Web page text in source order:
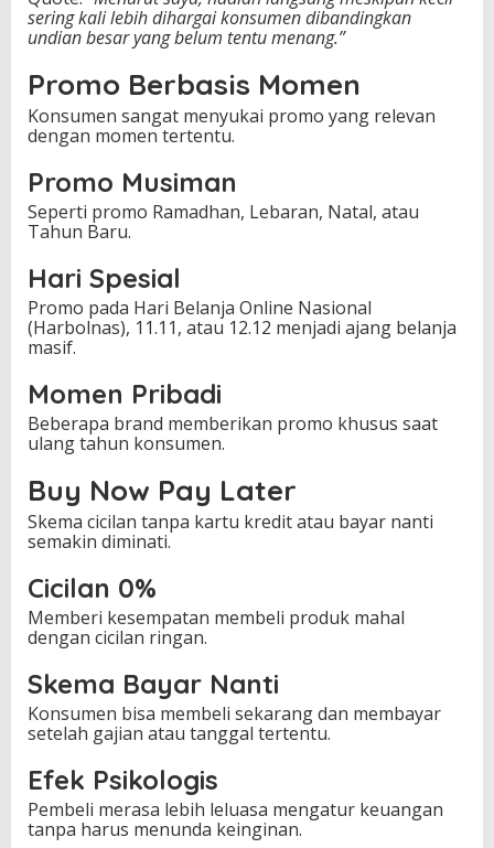
sering kali lebih dihargai konsumen dibandingkan
undian besar yang belum tentu menang.”
Promo Berbasis Momen
Konsumen sangat menyukai promo yang relevan
dengan momen tertentu.
Promo Musiman
Seperti promo Ramadhan, Lebaran, Natal, atau
Tahun Baru.
Hari Spesial
Promo pada Hari Belanja Online Nasional
(Harbolnas), 11.11, atau 12.12 menjadi ajang belanja
masif.
Momen Pribadi
Beberapa brand memberikan promo khusus saat
ulang tahun konsumen.
Buy Now Pay Later
Skema cicilan tanpa kartu kredit atau bayar nanti
semakin diminati.
Cicilan 0%
Memberi kesempatan membeli produk mahal
dengan cicilan ringan.
Skema Bayar Nanti
Konsumen bisa membeli sekarang dan membayar
setelah gajian atau tanggal tertentu.
Efek Psikologis
Pembeli merasa lebih leluasa mengatur keuangan
tanpa harus menunda keinginan.